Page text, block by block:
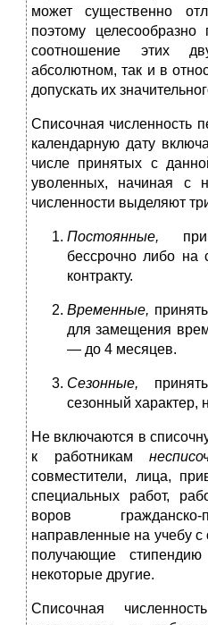
может существенно
поэтому целесообразно
соотношение этих
абсолютном, так и в
допускать их
Списочная численность
календар­ную дату
числе принятых с
уволенных, начиная с
численности выделяют
Постоянные,
бессрочно либо на
контракту.
Временные,
для замещения
— до 4 месяцев.
Сезонные,
сезонный характер,
Не включаются в
к работни­кам
совместители, лица,
специальных работ,
воров гражданско-
направленные на учебу с
получающие
некоторые другие.
Списочная